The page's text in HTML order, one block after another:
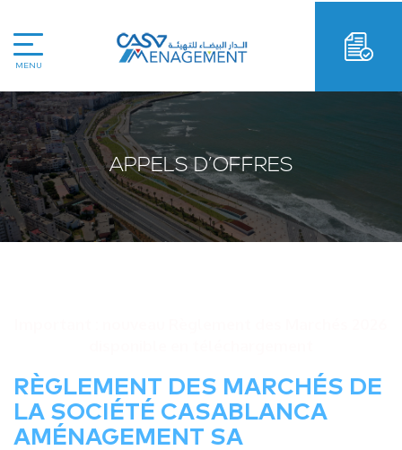
MENU
APPELS D’OFFRES
RÈGLEMENT DES MARCHÉS DE
LA SOCIÉTÉ CASABLANCA
AMÉNAGEMENT SA